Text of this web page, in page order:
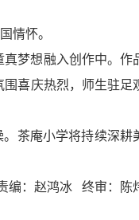
情怀。
梦想融入创作中。作
喜庆热烈，师生驻足
。茶庵小学将持续深耕
编：赵鸿冰 终审：陈